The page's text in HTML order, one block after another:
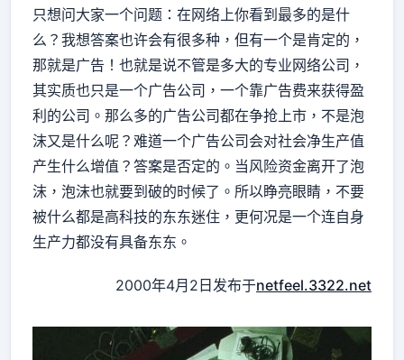
只想问大家一个问题：在网络上你看到最多的是什
么？我想答案也许会有很多种，但有一个是肯定的，
那就是广告！也就是说不管是多大的专业网络公司，
其实质也只是一个广告公司，一个靠广告费来获得盈
利的公司。那么多的广告公司都在争抢上市，不是泡
沫又是什么呢？难道一个广告公司会对社会净生产值
产生什么增值？答案是否定的。当风险资金离开了泡
沫，泡沫也就要到破的时候了。所以睁亮眼睛，不要
被什么都是高科技的东东迷住，更何况是一个连自身
生产力都没有具备东东。
2000年4月2日发布于netfeel.3322.net